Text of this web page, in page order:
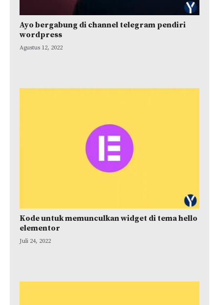
Ayo bergabung di channel telegram pendiri
wordpress
Agustus 12, 2022
Kode untuk memunculkan widget di tema hello
elementor
Juli 24, 2022